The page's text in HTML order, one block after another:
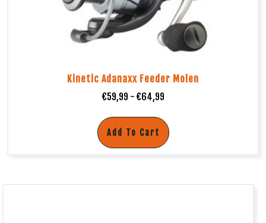
Kinetic Adanaxx Feeder Molen
€59,99 - €64,99
Add To Cart